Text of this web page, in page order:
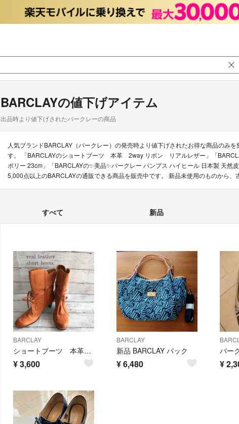
BARCLAYの値下げアイテム
出品時より値下げされたバークレーの商品
人気ブランドBARCLAY（バークレー）の発売時より値下げされたお得な商品のみ
す。 「BARCLAYのショートブーツ 本革 2way リボン リアルレザー」「
ボリー 23cm」「BARCLAYの✨美品✨バークレー パンプス ハイヒール 日本製 天
5,000点以上のBARCLAYの通販できる商品を販売中です。 新品未使用のものから、
すべて 新品
BARCLAY
ショートブーツ 本革 2way リボン リアルレザー
¥3,600
BARCLAY
新品 BARCLAY バック
¥6,480 ¥